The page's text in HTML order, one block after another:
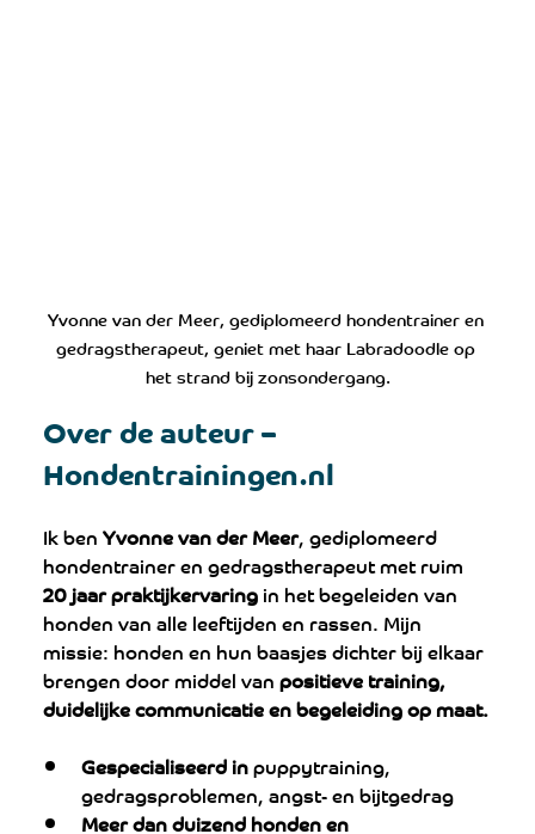
Yvonne van der Meer, gediplomeerd hondentrainer en
gedragstherapeut, geniet met haar Labradoodle op
het strand bij zonsondergang.
Over de auteur –
Hondentrainingen.nl
Ik ben Yvonne van der Meer, gediplomeerd
hondentrainer en gedragstherapeut met ruim
20 jaar praktijkervaring in het begeleiden van
honden van alle leeftijden en rassen. Mijn
missie: honden en hun baasjes dichter bij elkaar
brengen door middel van positieve training,
duidelijke communicatie en begeleiding op maat.
Gespecialiseerd in puppytraining,
gedragsproblemen, angst- en bijtgedrag
Meer dan duizend honden en